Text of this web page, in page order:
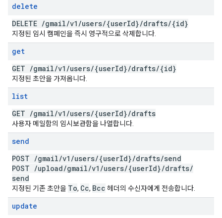
delete
DELETE /gmail/v1 /users/{userId}/drafts/{id}
지정된 임시 캠페인을 즉시 영구적으로 삭제합니다.
get
GET /gmail/v1 /users/{userId}/drafts/{id}
지정된 초안을 가져옵니다.
list
GET /gmail/v1 /users/{userId}/drafts
사용자 메일함의 임시보관함을 나열합니다.
send
POST /gmail/v1 /users/{userId}/drafts/send
POST /upload/gmail/v1 /users/{userId}/drafts/
send
지정된 기존 초안을 To, Cc, Bcc 헤더의 수신자에게 전송합니다.
update